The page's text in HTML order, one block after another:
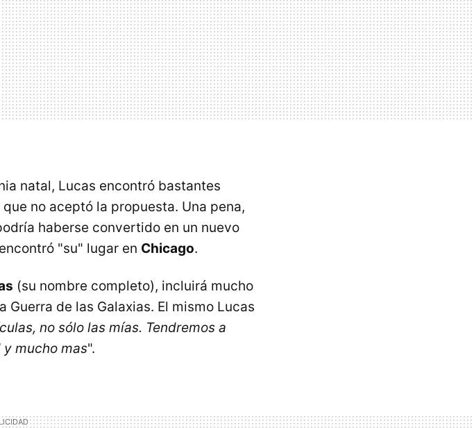
natal, Lucas encontró bastantes
no aceptó la propuesta. Una pena,
haberse convertido en un nuevo
"su" lugar en Chicago.
(su nombre completo), incluirá mucho
de las Galaxias. El mismo Lucas
no sólo las mías. Tendremos a
y mucho mas".